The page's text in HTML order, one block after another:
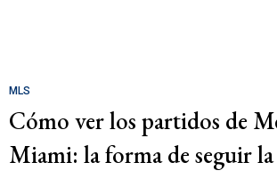
MLS
Cómo ver los partidos de
Miami: la forma de seguir